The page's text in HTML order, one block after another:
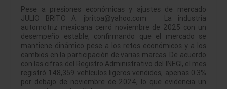
Pese a presiones económicas y ajustes de mercado
JULIO BRITO A. jbritoa@yahoo.com La industria
automotriz mexicana cerró noviembre de 2025 con un
desempeño estable, confirmando que el mercado se
mantiene dinámico pese a los retos económicos y a los
cambios en la participación de varias marcas. De acuerdo
con las cifras del Registro Administrativo del INEGI, el mes
registró 148,359 vehículos ligeros vendidos, apenas 0.3%
por debajo de noviembre de 2024, lo que evidencia un